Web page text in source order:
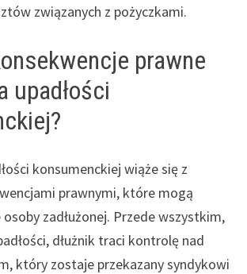
związanych z pożyczkami.
prawne
upadłości
konsumenckiej wiąże się z
prawnymi, które mogą
osoby zadłużonej. Przede wszystkim,
dłużnik traci kontrolę nad
który zostaje przekazany syndykowi